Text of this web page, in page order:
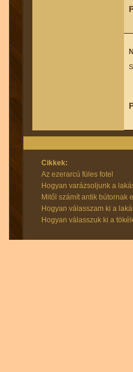
Cikkek:
Az ezerarcú füles fotel
Hogyan varázsoljunk a
Mitől számít antik bútornak
Hogyan válasszam ki a
Hogyan válasszuk ki a